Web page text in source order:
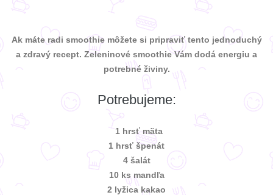
Ak máte radi smoothie môžete si pripraviť tento jednoduchý
a zdravý recept. Zeleninové smoothie Vám dodá energiu a
potrebné živiny.
Potrebujeme:
1 hrsť mäta
1 hrsť špenát
4 šalát
10 ks mandľa
2 lyžica kakao